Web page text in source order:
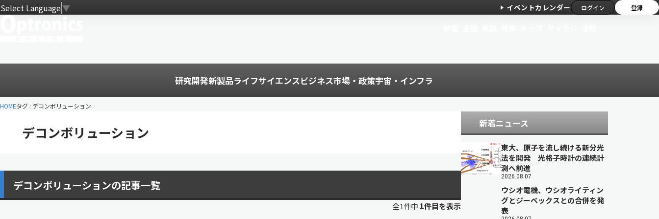
Select Language▼ イベントカレンダー ログイン 登録
研究開発新製品ライフサイエンスビジネス市場・政策宇宙・インフラ
HOMEタグ : デコンボリューション
デコンボリューション
デコンボリューションの記事一覧
全1件中 1件目を表示
新着ニュース
東大、原子を流し続ける新分光
法を開発 光格子時計の連続計
測へ前進
2026.08.07
ウシオ電機、ウシオライティン
グとジーベックスとの合併を発
表